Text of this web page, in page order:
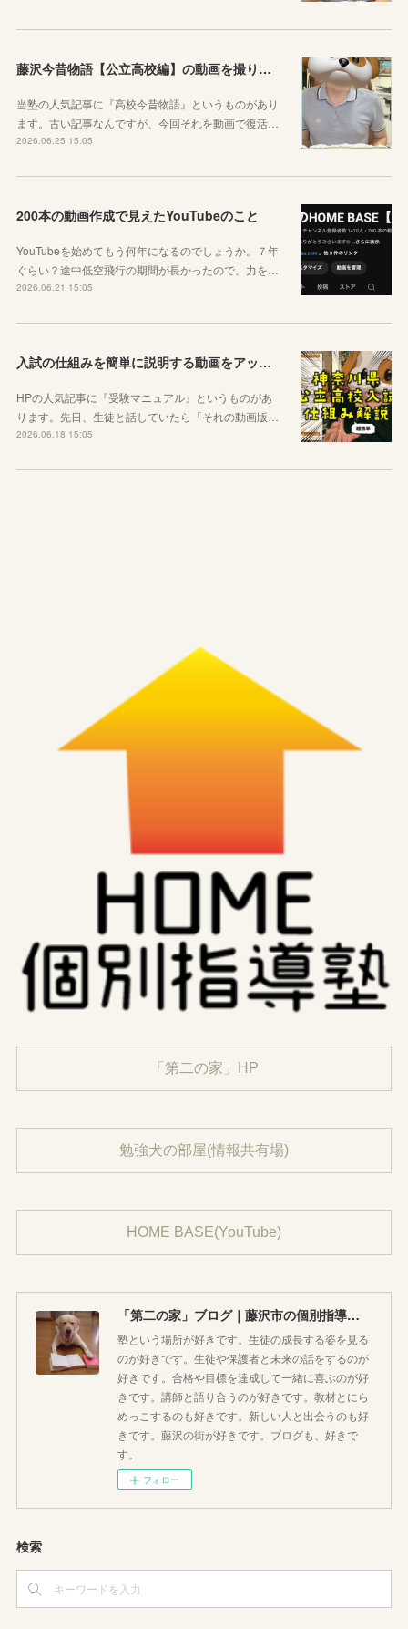
藤沢今昔物語【公立高校編】の動画を撮りました！
当塾の人気記事に『高校今昔物語』というものがあり
ます。古い記事なんですが、今回それを動画で復活…
2026.06.25 15:05
200本の動画作成で見えたYouTubeのこと
YouTubeを始めてもう何年になるのでしょうか。７年
ぐらい？途中低空飛行の期間が長かったので、力を…
2026.06.21 15:05
入試の仕組みを簡単に説明する動画をアップしました
HPの人気記事に『受験マニュアル』というものがあ
ります。先日、生徒と話していたら「それの動画版…
2026.06.18 15:05
「第二の家」HP
勉強犬の部屋(情報共有場)
HOME BASE(YouTube)
「第二の家」ブログ｜藤沢市の個別指導塾のお話
塾という場所が好きです。生徒の成長する姿を見る
のが好きです。生徒や保護者と未来の話をするのが
好きです。合格や目標を達成して一緒に喜ぶのが好
きです。講師と語り合うのが好きです。教材とにら
めっこするのも好きです。新しい人と出会うのも好
きです。藤沢の街が好きです。ブログも、好きで
す。
フォロー
検索